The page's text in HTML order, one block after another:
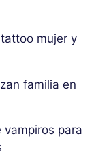
mujer y
familia en
para